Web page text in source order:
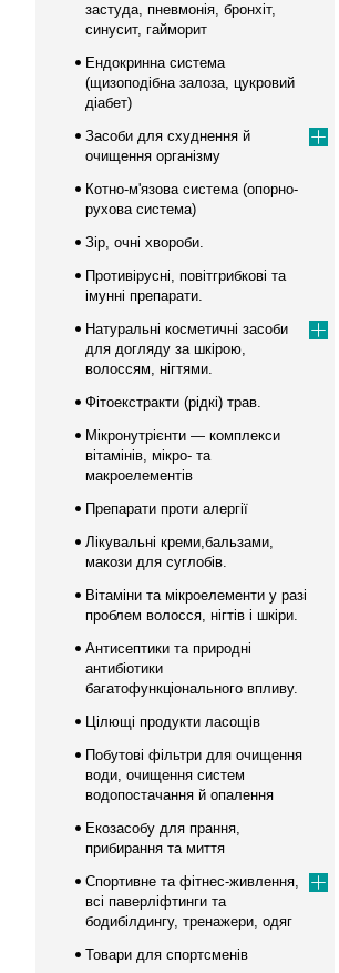
застуда, пневмонія, бронхіт,
синусит, гайморит
Ендокринна система
(щизоподібна залоза, цукровий
діабет)
Засоби для схуднення й
очищення організму
Котно-м'язова система (опорно-
рухова система)
Зір, очні хвороби.
Противірусні, повітгрибкові та
імунні препарати.
Натуральні косметичні засоби
для догляду за шкірою,
волоссям, нігтями.
Фітоекстракти (рідкі) трав.
Мікронутрієнти — комплекси
вітамінів, мікро- та
макроелементів
Препарати проти алергії
Лікувальні креми,бальзами,
макози для суглобів.
Вітаміни та мікроелементи у разі
проблем волосся, нігтів і шкіри.
Антисептики та природні
антибіотики
багатофункціонального впливу.
Цілющі продукти ласощів
Побутові фільтри для очищення
води, очищення систем
водопостачання й опалення
Екозасобу для прання,
прибирання та миття
Спортивне та фітнес-живлення,
всі паверліфтинги та
бодибілдингу, тренажери, одяг
Товари для спортсменів